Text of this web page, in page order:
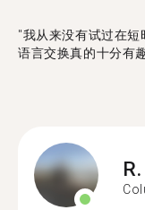
"我从来没有试过在
语言交换真的十分有
R.